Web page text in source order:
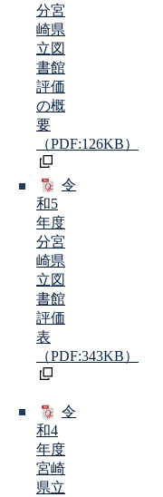
分宮
崎県
立図
書館
評価
の概
要
（PDF:126KB）
令
和5
年度
分宮
崎県
立図
書館
評価
表
（PDF:343KB）
令
和4
年度
宮崎
県立